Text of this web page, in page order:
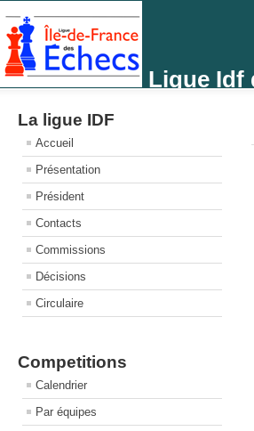
Ligue Idf
La ligue IDF
Accueil
Présentation
Président
Contacts
Commissions
Décisions
Circulaire
Competitions
Calendrier
Par équipes